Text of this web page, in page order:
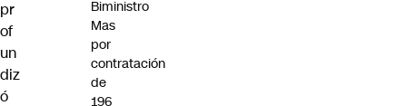
pr
of
un
diz
ó
Biministro
Mas
por
contratación
de
196